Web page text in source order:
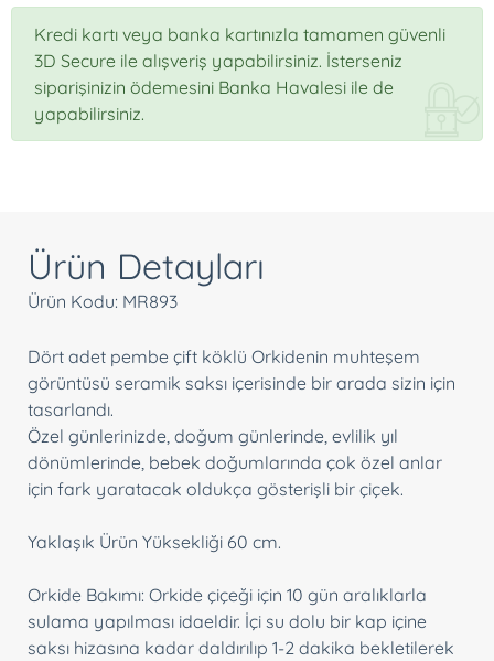
Kredi kartı veya banka kartınızla tamamen güvenli
3D Secure ile alışveriş yapabilirsiniz. İsterseniz
siparişinizin ödemesini Banka Havalesi ile de
yapabilirsiniz.
Ürün Detayları
Ürün Kodu: MR893
Dört adet pembe çift köklü Orkidenin muhteşem
görüntüsü seramik saksı içerisinde bir arada sizin için
tasarlandı.
Özel günlerinizde, doğum günlerinde, evlilik yıl
dönümlerinde, bebek doğumlarında çok özel anlar
için fark yaratacak oldukça gösterişli bir çiçek.
Yaklaşık Ürün Yüksekliği 60 cm.
Orkide Bakımı: Orkide çiçeği için 10 gün aralıklarla
sulama yapılması idaeldir. İçi su dolu bir kap içine
saksı hizasına kadar daldırılıp 1-2 dakika bekletilerek